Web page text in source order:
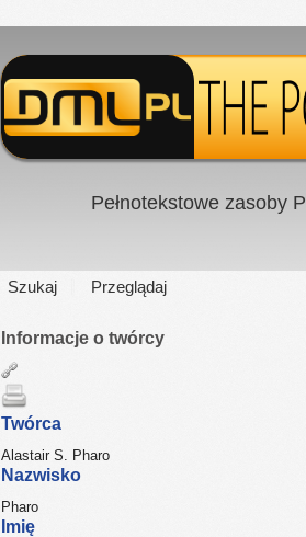
Pełnotekstowe zasoby
Szukaj Przeglądaj
Informacje o twórcy
Twórca
Alastair S. Pharo
Nazwisko
Pharo
Imię